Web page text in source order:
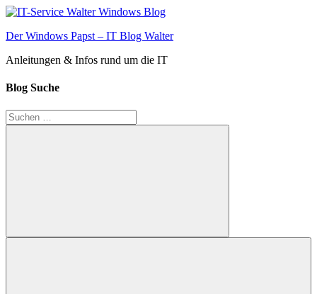
Zum
springen
Der Windows Papst – IT Blog Walter
Anleitungen & Infos rund um die IT
Blog Suche
Suchen
nach:
Suchen